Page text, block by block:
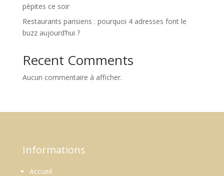
pépites ce soir
Restaurants parisiens : pourquoi 4 adresses font le
buzz aujourd’hui ?
Recent Comments
Aucun commentaire à afficher.
Informations
Accueil